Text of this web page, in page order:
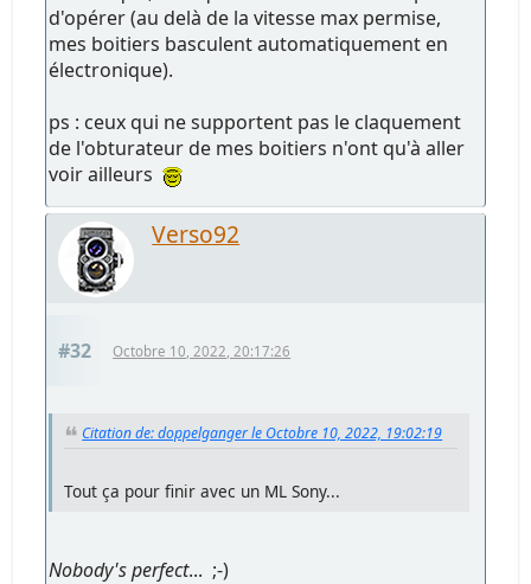
d'opérer (au delà de la vitesse max permise,
mes boitiers basculent automatiquement en
électronique).
ps : ceux qui ne supportent pas le claquement
de l'obturateur de mes boitiers n'ont qu'à aller
voir ailleurs
Verso92
#32 Octobre 10, 2022, 20:17:26
Citation de: doppelganger le Octobre 10, 2022, 19:02:19
Tout ça pour finir avec un ML Sony...
Nobody's perfect... ;-)